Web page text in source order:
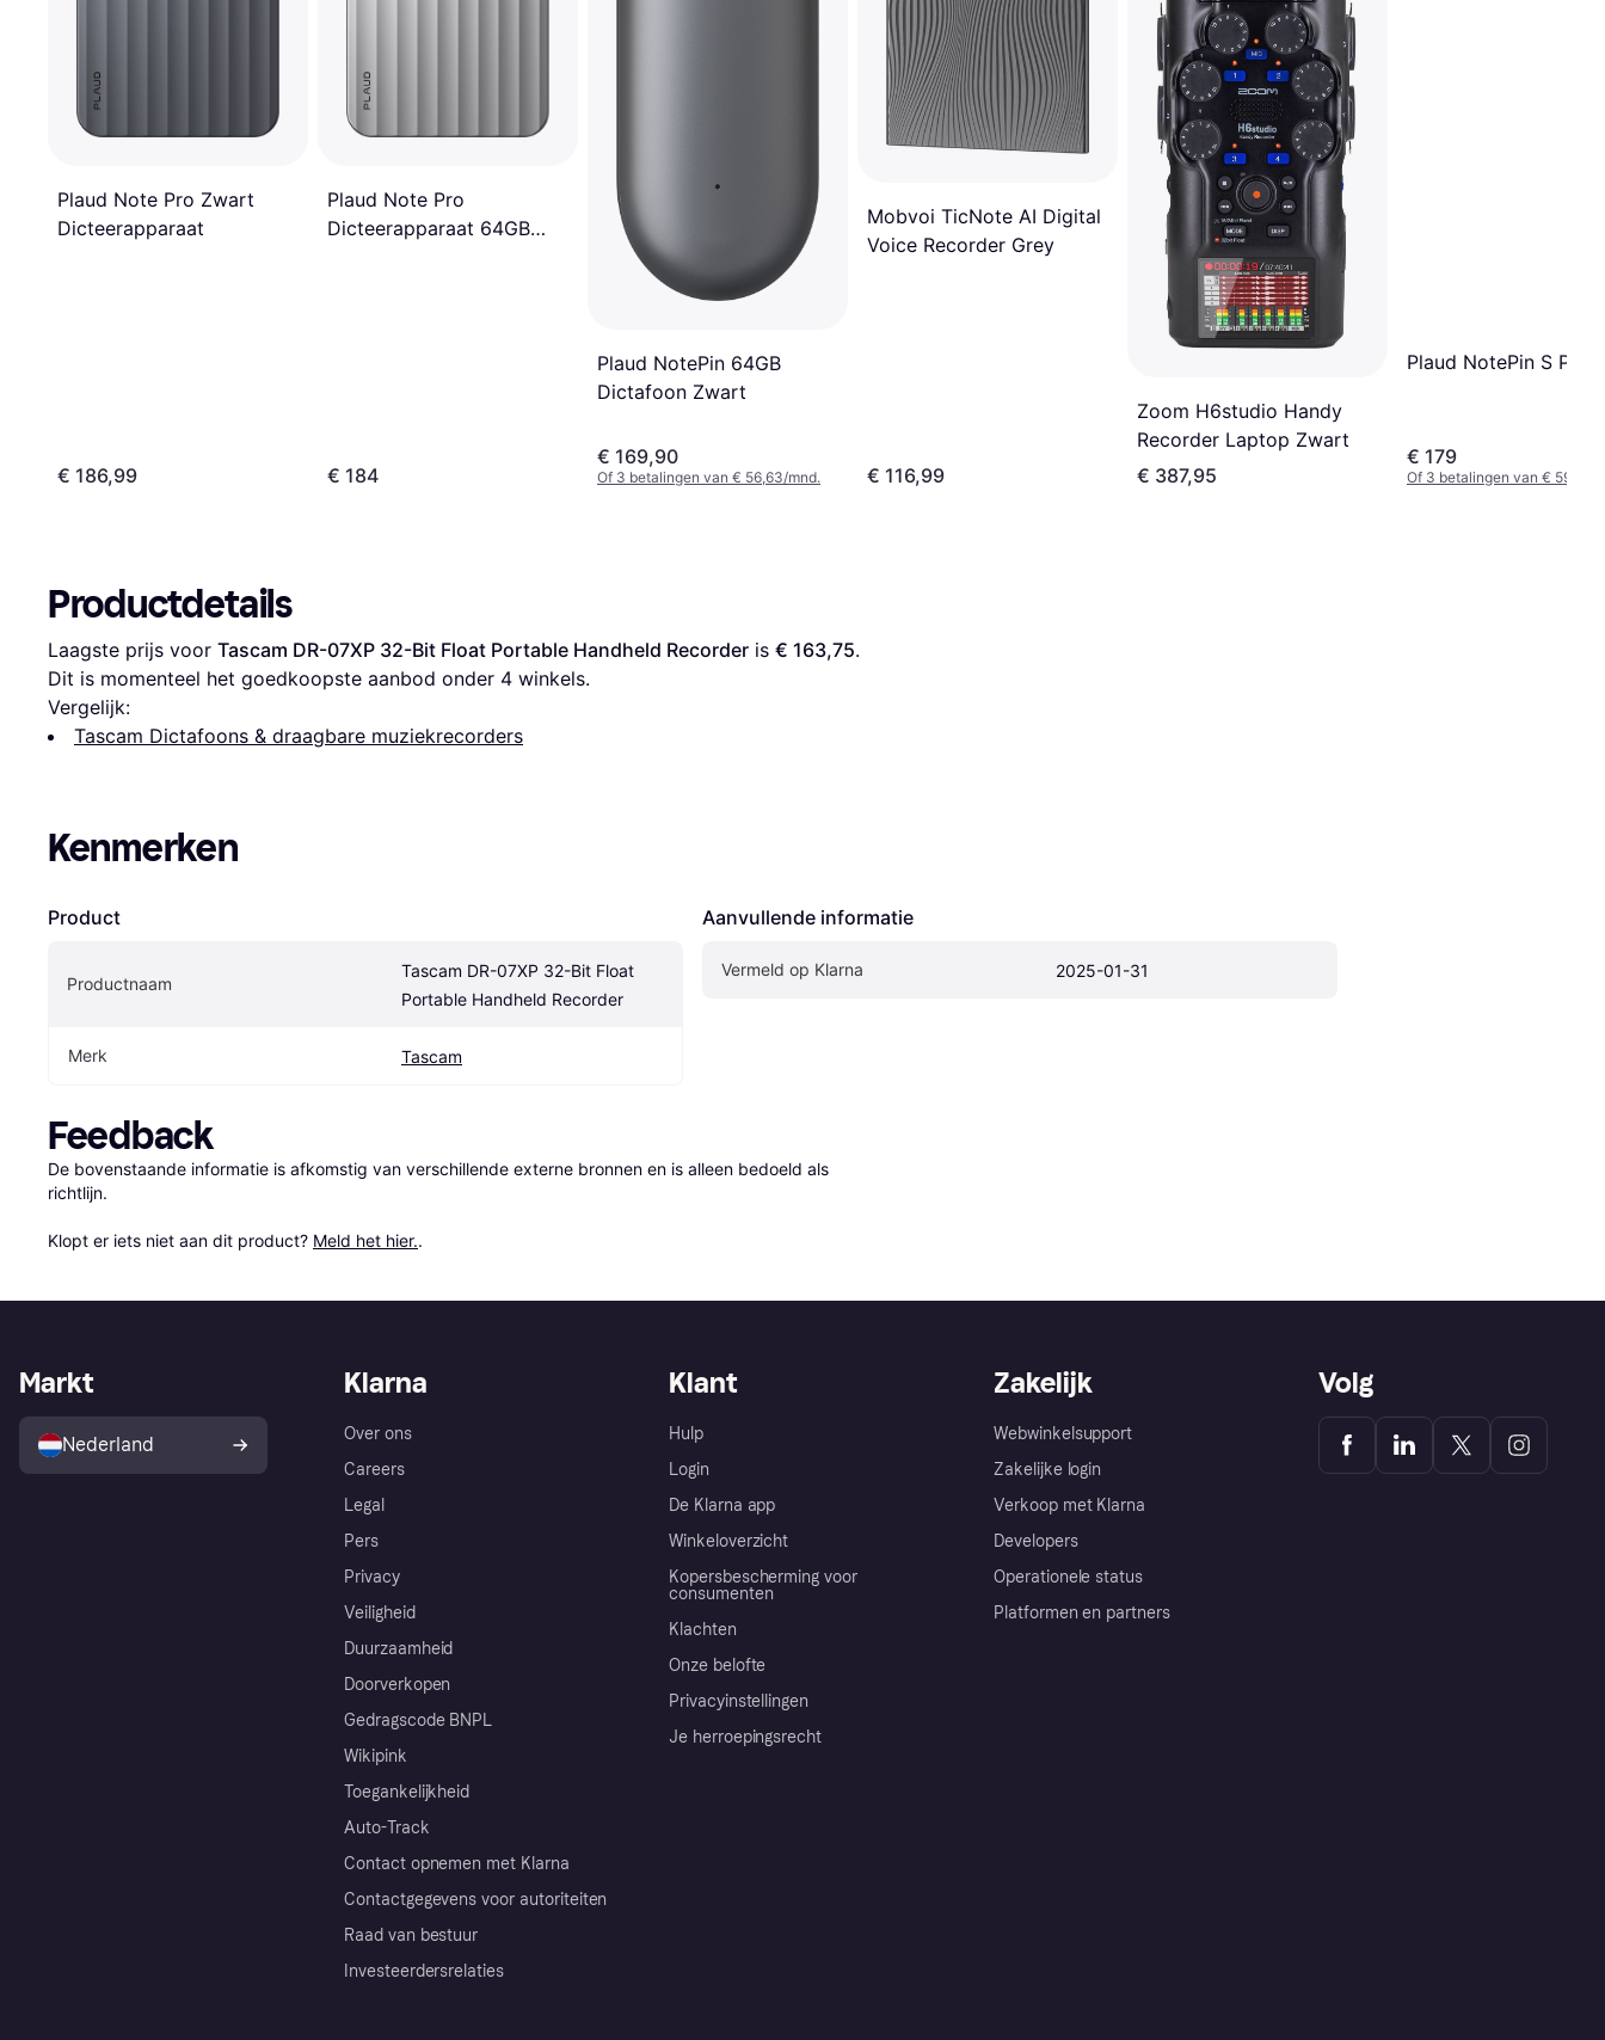
Plaud Note Pro Zwart
Dicteerapparaat
€ 186,99
Plaud Note Pro
Dicteerapparaat 64GB
€ 184
Plaud NotePin 64GB
Dictafoon Zwart
€ 169,90
Of 3 betalingen van € 56,63/mnd.
Mobvoi TicNote AI Digital
Voice Recorder Grey
€ 116,99
Zoom H6studio Handy
Recorder Laptop Zwart
€ 387,95
Plaud NotePin S
€ 179
Of 3 betalingen van € 59,66/
Productdetails
Laagste prijs voor Tascam DR-07XP 32-Bit Float Portable Handheld Recorder is € 163,75.
Dit is momenteel het goedkoopste aanbod onder 4 winkels.
Vergelijk:
Tascam Dictafoons & draagbare muziekrecorders
Kenmerken
Product
Productnaam
Tascam DR-07XP 32-Bit Float
Portable Handheld Recorder
Merk Tascam
Aanvullende informatie
Vermeld op Klarna 2025-01-31
Feedback
De bovenstaande informatie is afkomstig van verschillende externe bronnen en is alleen bedoeld als
richtlijn.
Klopt er iets niet aan dit product? Meld het hier..
Klarna
Over ons
Careers
Legal
Pers
Privacy
Veiligheid
Duurzaamheid
Doorverkopen
Gedragscode BNPL
Wikipink
Toegankelijkheid
Auto-Track
Contact opnemen met Klarna
Contactgegevens voor autoriteiten
Raad van bestuur
Investeerdersrelaties
Klant
Hulp
Login
De Klarna app
Winkeloverzicht
Kopersbescherming voor
consumenten
Klachten
Onze belofte
Privacyinstellingen
Je herroepingsrecht
Zakelijk
Webwinkelsupport
Zakelijke login
Verkoop met Klarna
Developers
Operationele status
Platformen en partners
Markt
Nederland
Volg